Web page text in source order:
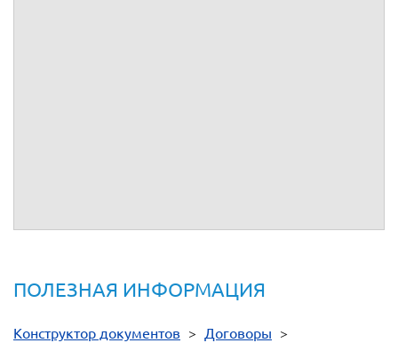
ПОЛЕЗНАЯ ИНФОРМАЦИЯ
Конструктор документов > Договоры >